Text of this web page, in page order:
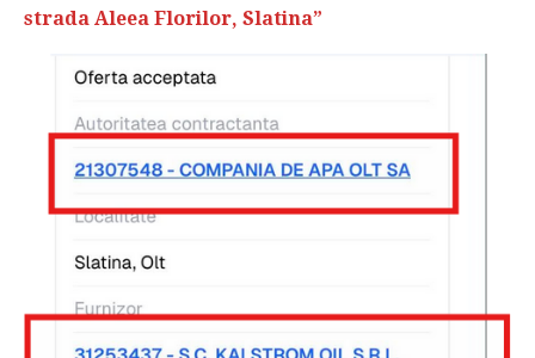
strada Aleea Florilor, Slatina”